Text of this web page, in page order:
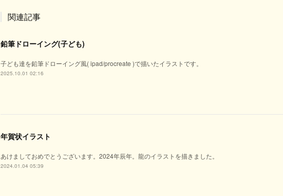
関連記事
鉛筆ドローイング(子ども)
子ども達を鉛筆ドローイング風( ipad/procreate )で描いたイラストです。
2025.10.01 02:16
年賀状イラスト
あけましておめでとうございます。2024年辰年。龍のイラストを描きました。
2024.01.04 05:39